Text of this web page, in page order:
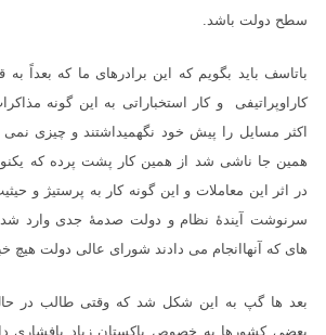
سطح دولت باشد.
باتاسف باید بگویم که این برادرهای ما که بعداً
کاراوپراتیفی و کار استخباراتی به این گونه
اکثر مسایل را پیش خود نگهمیداشتند و چیزی نمی
همین جا ناشی شد از همین کار پشت پرده که
در اثر این معاملات و این گونه کار به پرستیژ و
سرنوشت آیندۀ نظام و دولت صدمۀ جدی وارد شد.
های که آنهاانجام می دادند شورای عالی دولت هیچ
بعد ها گپ به این شکل شد که وقتی طالب در
بعضی کشورها به خصوص پاکستان زیاد پافشاری